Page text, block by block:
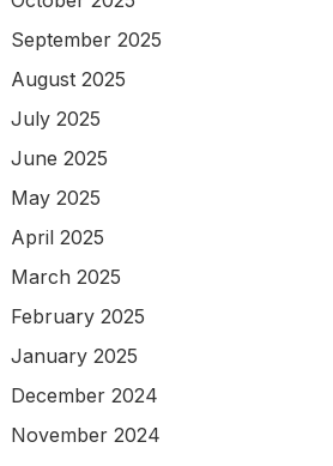
September 2025
August 2025
July 2025
June 2025
May 2025
April 2025
March 2025
February 2025
January 2025
December 2024
November 2024